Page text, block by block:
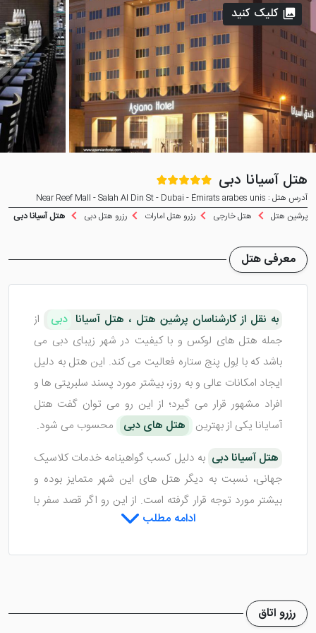
هتل آسیانا دبی
آدرس هتل : Near Reef Mall - Salah Al Din St - Dubai - Émirats arabes unis
پرشین هتل
هتل خارجی رزرو هتل امارات رزرو هتل دبی هتل آسیانا دبی
کلیک کنید
معرفی هتل
به نقل از کارشناسان پرشین هتل ، هتل آسیانا دبی
از
جمله هتل های لوکس و با کیفیت در شهر زیبای دبی می
باشد که با لِول پنج ستاره فعالیت می کند. این هتل به دلیل
ایجاد امکانات عالی و به روز، بیشتر مورد پسند سلبریتی ها و
افراد مشهور قرار می گیرد؛ از این رو می توان گفت هتل
آسایانا یکی از بهترین
هتل های دبی
محسوب می شود.
هتل آسیانا دبی به دلیل کسب گواهینامه خدمات کلاسیک
جهانی، نسبت به دیگر هتل های این شهر متمایز بوده و
بیشتر مورد توجه قرار گرفته است. از این رو اگر قصد سفر با
به صورت لوکس را دارید، ما این هتل را به شما
Asiana Hotel Dubai همانطور که از نامش پیدا است،
ادامه مطلب
رزرو اتاق